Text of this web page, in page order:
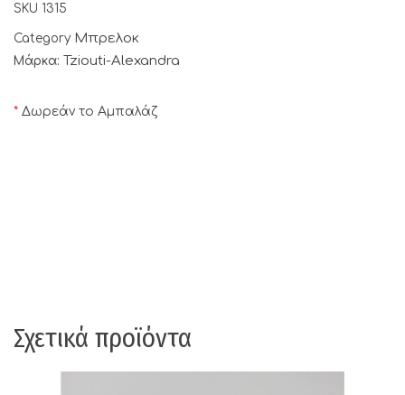
SKU 1315
Category Μπρελοκ
Μάρκα: Tziouti-Alexandra
* Δωρεάν το Αμπαλάζ
Σχετικά προϊόντα